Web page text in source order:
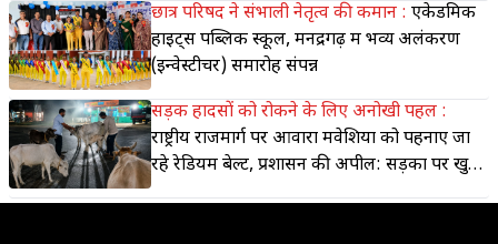
छात्र परिषद ने संभाली नेतृत्व की कमान : एकेडमिक
हाइट्स पब्लिक स्कूल, मनेंद्रगढ़ में भव्य अलंकरण
(इन्वेस्टीचर) समारोह संपन्न
सड़क हादसों को रोकने के लिए अनोखी पहल :
राष्ट्रीय राजमार्ग पर आवारा मवेशियों को पहनाए जा
रहे रेडियम बेल्ट, प्रशासन की अपील: सड़कों पर खुला
न छोड़ें मवेशी